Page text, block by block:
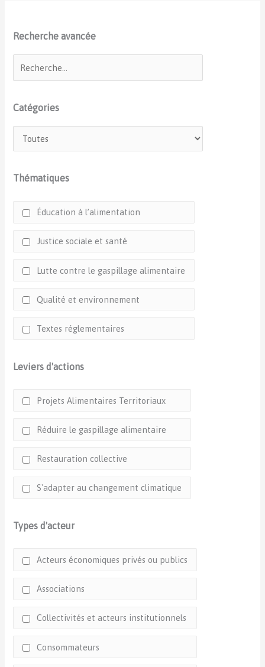
Recherche avancée
Catégories
Thématiques
Éducation à l’alimentation
Justice sociale et santé
Lutte contre le gaspillage alimentaire
Qualité et environnement
Textes réglementaires
Leviers d'actions
Projets Alimentaires Territoriaux
Réduire le gaspillage alimentaire
Restauration collective
S'adapter au changement climatique
Types d'acteur
Acteurs économiques privés ou publics
Associations
Collectivités et acteurs institutionnels
Consommateurs